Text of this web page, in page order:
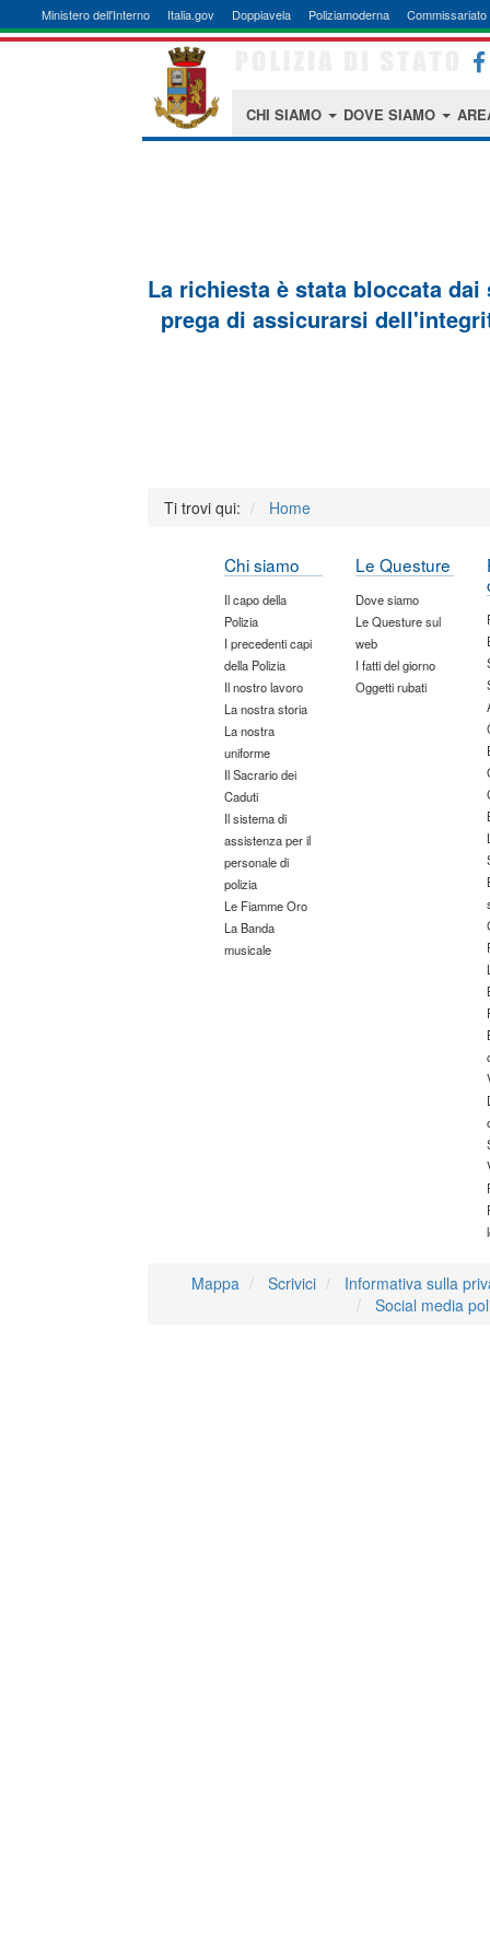
Ministero dell'Interno Italia.gov Doppiavela Poliziamoderna Commissariato
CHI SIAMO DOVE SIAMO
La richiesta è stata bloccata
prega di assicurarsi
Ti trovi qui: Home
Chi siamo
Il capo della
Polizia
I precedenti capi
della Polizia
Il nostro lavoro
La nostra storia
La nostra
uniforme
Il Sacrario dei
Caduti
Il sistema di
assistenza per il
personale di
polizia
Le Fiamme Oro
La Banda
musicale
Le Questure
Dove siamo
Le Questure sul
web
I fatti del giorno
Oggetti rubati
Mappa Scrivici
Informativa sulla
Social media